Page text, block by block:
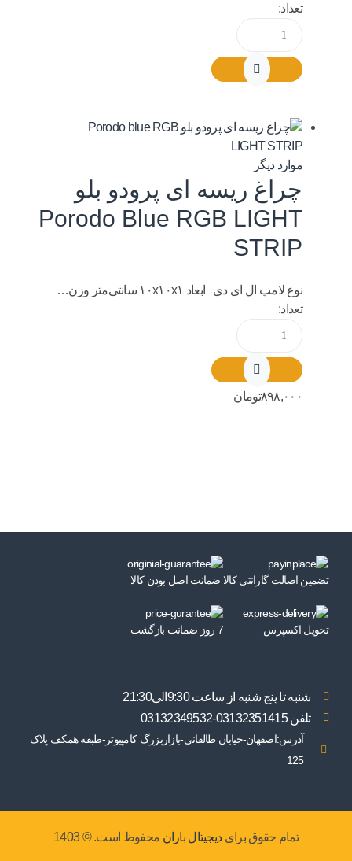
تعداد:
موارد دیگر
چراغ ریسه ای پرودو بلو
Porodo Blue RGB LIGHT
STRIP
نوع لامپ ال ای دی ابعاد ۱۰x۱۰x۱ سانتی‌متر وزن…
تعداد:
۸۹۸,۰۰۰تومان
تضمین اصالت گارانتی کالا
تحویل اکسپرس
ضمانت اصل بودن کالا
7 روز ضمانت بازگشت
شنبه تا پنج شنبه از ساعت 9:30الی21:30
تلفن 03132351415-03132349532
آدرس:اصفهان-خیابان طالقانی-بازاربزرگ کامپیوتر-طبقه همکف پلاک
125
تمام حقوق برایدیجیتال باران محفوظ است. © 1403